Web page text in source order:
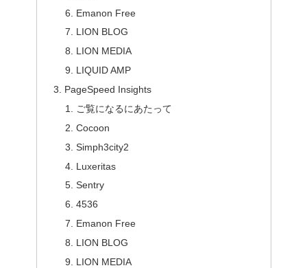
Emanon Free
LION BLOG
LION MEDIA
LIQUID AMP
PageSpeed Insights
ご覧になるにあたって
Cocoon
Simph3city2
Luxeritas
Sentry
4536
Emanon Free
LION BLOG
LION MEDIA